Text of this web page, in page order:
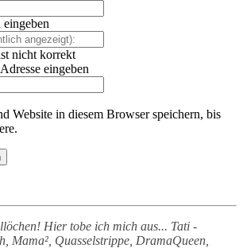
nicht korrekt
eingeben
Website in diesem Browser speichern, bis
Hier tobe ich mich aus... Tati -
Mama², Quasselstrippe, DramaQueen,